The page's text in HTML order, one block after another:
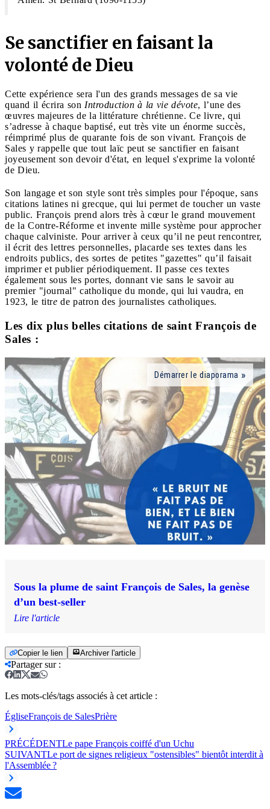
Se sanctifier en faisant la
volonté de Dieu
Cette expérience sera l'un des grands messages de sa vie
quand il écrira son Introduction à la vie dévote, l’une des
œuvres majeures de la littérature chrétienne. Ce livre, qui
s’adresse à chaque baptisé, eut très vite un énorme succès,
réimprimé plus de quarante fois de son vivant. François de
Sales y rappelle que tout laïc peut se sanctifier en faisant
joyeusement son devoir d'état, en lequel s'exprime la volonté
de Dieu.
Son langage et son style sont très simples pour l'époque, sans
citations latines ni grecque, qui lui permet de toucher un vaste
public. François prend alors très à cœur le grand mouvement
de la Contre-Réforme et invente mille système pour approcher
chaque calviniste. Pour arriver à ceux qu’il ne peut rencontrer,
il écrit des lettres personnelles, placarde ses textes dans les
endroits publics, des sortes de petites "gazettes" qu’il faisait
imprimer et publier périodiquement. Il passe ces textes
également sous les portes, donnant vie sans le savoir au
premier "journal" catholique du monde, qui lui vaudra, en
1923, le titre de patron des journalistes catholiques.
Les dix plus belles citations de saint François de
Sales :
Démarrer le diaporama
Sous la plume de saint François de Sales, la genèse
d’un best-seller
Lire l'article
Copier le lien Archiver l'article
Partager sur:
Les mots-clés/tags associés à cet article :
ÉgliseFrançois de SalesPrière
PRÉCÉDENTLe pape François coiffé d'un Uchu
SUIVANTLe port de signes religieux "ostensibles" bientôt interdit à
l'Assemblée ?